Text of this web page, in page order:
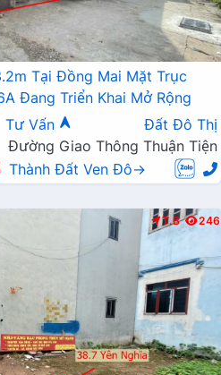
Tại Đồng Mai Mặt Trục
Đang Triển Khai Mở Rộng
Tư Vấn
Đất Đô Thị
Đường Giao Thông Thuận Tiện
Thành Đất Ven Đô→
T.B 246